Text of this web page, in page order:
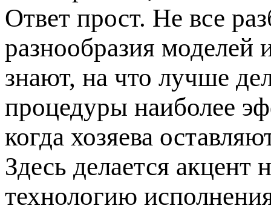
Ответ прост. Не все
разнообразия моделей
знают, на что лучше
процедуры наиболее
когда хозяева
Здесь делается акцент
технологию